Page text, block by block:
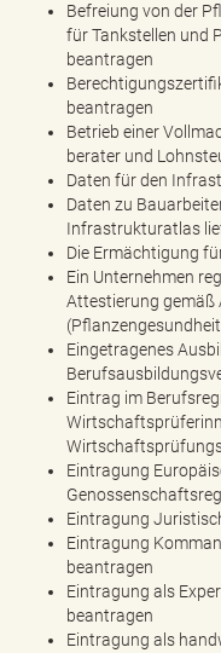
Befreiung von der
für Tankstellen und
beantragen
beantragen
Betrieb einer
berater und
Daten für den
Daten zu
Infrastrukturatlas
Die Ermächtigung
Ein Unternehmen
Attestierung gemäß
Eingetragenes
Eintrag im
Eintragung
Eintragung
Eintragung
beantragen
Eintragung als
beantragen
Eintragung als